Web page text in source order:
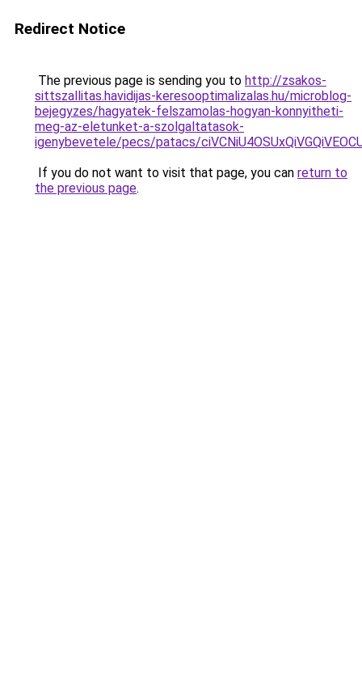
Redirect Notice
The previous page is sending you to http://zsakos-
sittszallitas.havidijas-keresooptimalizalas.hu/microblog-
bejegyzes/hagyatek-felszamolas-hogyan-konnyitheti-
meg-az-eletunket-a-szolgaltatasok-
igenybevetele/pecs/patacs/
If you do not want to visit that page, you can return to
the previous page.